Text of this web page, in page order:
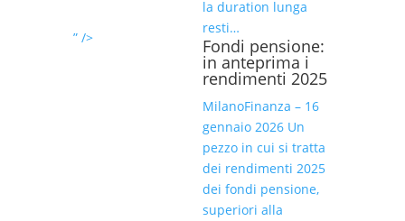
la duration lunga
resti…
” /> Fondi pensione:
in anteprima i
rendimenti 2025
MilanoFinanza – 16
gennaio 2026 Un
pezzo in cui si tratta
dei rendimenti 2025
dei fondi pensione,
superiori alla